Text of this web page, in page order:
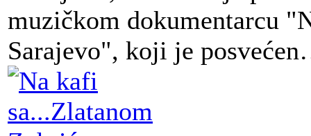
muzičkom dokumentarcu
Sarajevo", koji je